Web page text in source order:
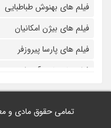
فیلم های بهنوش طباطبایی
فیلم های بیژن امکانیان
فیلم های پارسا پیروزفر
فیلم های پانته آ بهرام
فیلم های پولاد کیمیایی
فیلم های پویا امینی
تمامی حقوق مادی و